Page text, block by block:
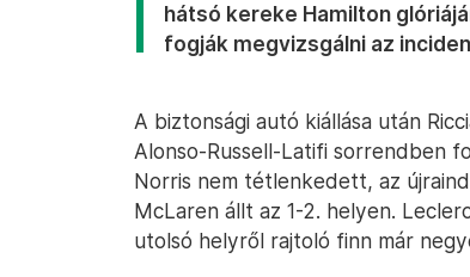
hátsó kereke Hamilton
fogják megvizsgálni az
A biztonsági autó kiállása után
Alonso-Russell-Latifi sorrendben
Norris nem tétlenkedett, az
McLaren állt az 1-2. helyen.
utolsó helyről rajtoló finn már